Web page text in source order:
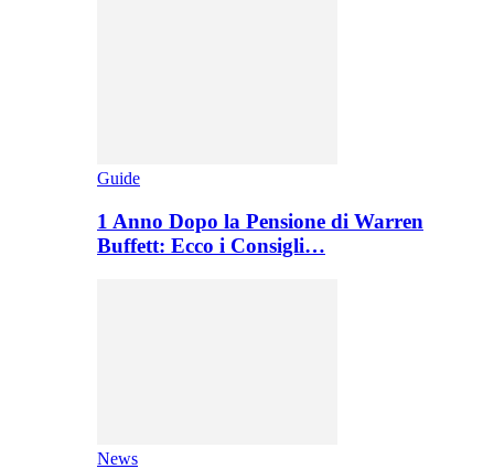
Guide
1 Anno Dopo la Pensione di Warren
Buffett: Ecco i Consigli…
News